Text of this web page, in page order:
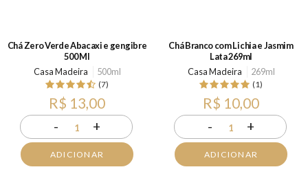
Chá Zero Verde Abacaxi e gengibre
500 Ml
Casa Madeira
500ml
(7)
R$ 13,00
- 1 +
ADICIONAR
Chá Branco com Lichia e Jasmim
Lata 269ml
Casa Madeira
269ml
(1)
R$ 10,00
- 1 +
ADICIONAR